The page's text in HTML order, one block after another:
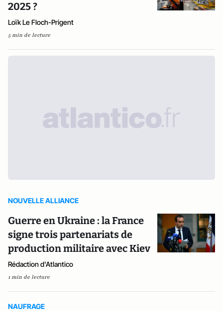
2025 ?
Loïk Le Floch-Prigent
5 min de lecture
NOUVELLE ALLIANCE
Guerre en Ukraine : la France
signe trois partenariats de
production militaire avec Kiev
Rédaction d'Atlantico
1 min de lecture
NAUFRAGE